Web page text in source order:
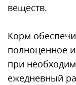
веществ.
Корм
полноценное
при
ежедневный